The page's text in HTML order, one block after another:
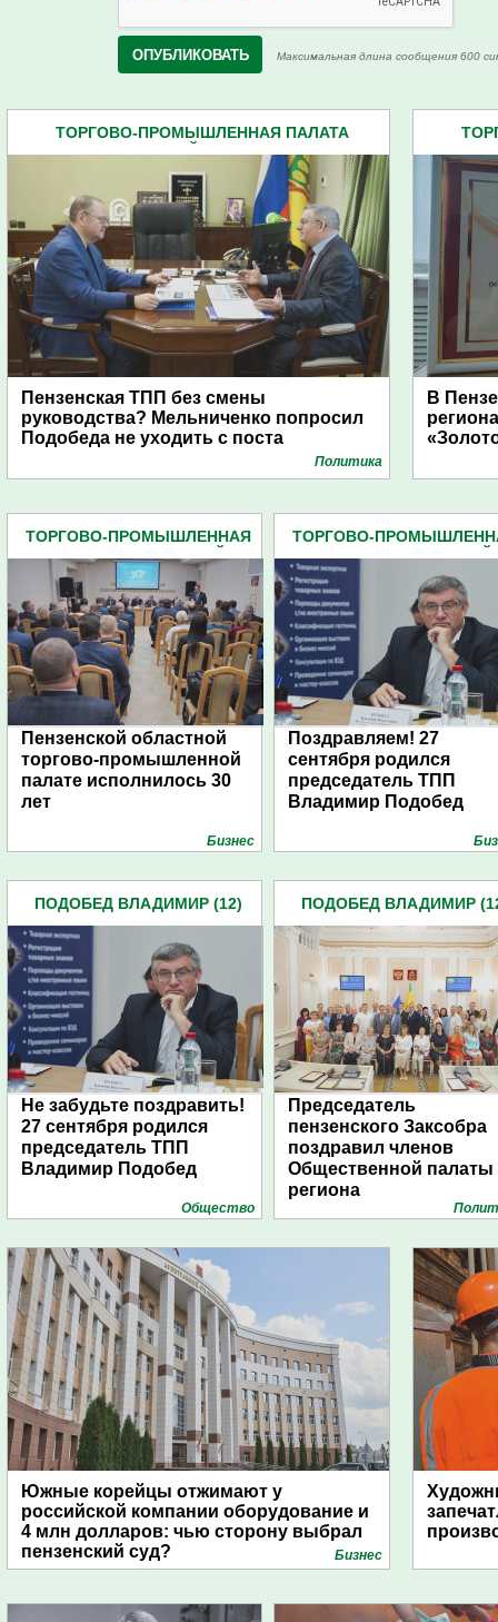
Максимальная длина сообщения 600
ТОРГОВО-ПРОМЫШЛЕННАЯ ПАЛАТА
Пензенская ТПП без смены
руководства? Мельниченко попросил
Подобеда не уходить с поста
Политика
В
ТОРГОВО-ПРОМЫШЛЕННАЯ
ОБЛАСТИ (11)
Пензенской областной
торгово-промышленной
палате исполнилось 30
лет
Бизнес
ТОРГОВО-
ОБЛАСТИ (11)
Поздравляем! 27
сентября родился
председатель ТПП
Владимир Подобед
ПОДОБЕД ВЛАДИМИР (12)
Не забудьте поздравить!
27 сентября родился
председатель ТПП
Владимир Подобед
Общество
ПОДОБЕД ВЛАДИМИР
Председатель
пензенского Заксобра
поздравил членов
Общественной палаты
региона
Южные корейцы отжимают у
российской компании оборудование и
4 млн долларов: чью сторону выбрал
пензенский суд?
Бизнес